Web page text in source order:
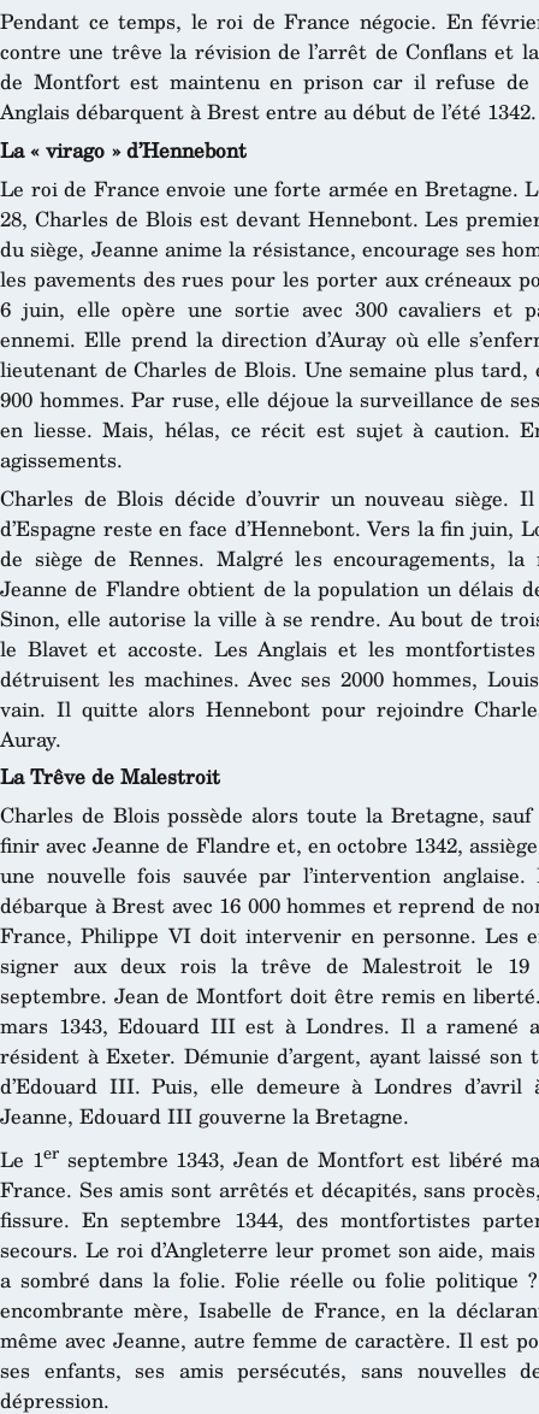
Pendant ce temps, le roi de France négocie. En
contre une trêve la révision de l’arrêt de Conflans et
de Montfort est maintenu en prison car il refuse de
Anglais débarquent à Brest entre au début de l’été 1342.
La « virago » d’Hennebont
Le roi de France envoie une forte armée en Bretagne.
28, Charles de Blois est devant Hennebont. Les
du siège, Jeanne anime la résistance, encourage ses
les pavements des rues pour les porter aux créneaux
6 juin, elle opère une sortie avec 300 cavaliers et
ennemi. Elle prend la direction d’Auray où elle
lieutenant de Charles de Blois. Une semaine plus tard,
900 hommes. Par ruse, elle déjoue la surveillance de
en liesse. Mais, hélas, ce récit est sujet à caution.
agissements.
Charles de Blois décide d’ouvrir un nouveau siège.
d’Espagne reste en face d’Hennebont. Vers la fin juin,
de siège de Rennes. Malgré les encouragements, la
Jeanne de Flandre obtient de la population un délais
Sinon, elle autorise la ville à se rendre. Au bout de
le Blavet et accoste. Les Anglais et les
détruisent les machines. Avec ses 2000 hommes,
vain. Il quitte alors Hennebont pour rejoindre
Auray.
La Trêve de Malestroit
Charles de Blois possède alors toute la Bretagne,
finir avec Jeanne de Flandre et, en octobre 1342,
une nouvelle fois sauvée par l’intervention
débarque à Brest avec 16 000 hommes et reprend de
France, Philippe VI doit intervenir en personne. Les
signer aux deux rois la trêve de Malestroit le 19
septembre. Jean de Montfort doit être remis en
mars 1343, Edouard III est à Londres. Il a ramené
résident à Exeter. Démunie d’argent, ayant laissé
d’Edouard III. Puis, elle demeure à Londres d’avril
Jeanne, Edouard III gouverne la Bretagne.
Le 1erseptembre 1343, Jean de Montfort est libéré
France. Ses amis sont arrêtés et décapités, sans
fissure. En septembre 1344, des montfortistes
secours. Le roi d’Angleterre leur promet son aide,
a sombré dans la folie. Folie réelle ou folie politique
encombrante mère, Isabelle de France, en la
même avec Jeanne, autre femme de caractère. Il est
ses enfants, ses amis persécutés, sans nouvelles
dépression.